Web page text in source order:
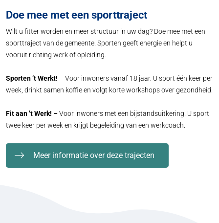
Doe mee met een sporttraject
Wilt u fitter worden en meer structuur in uw dag? Doe mee met een
sporttraject van de gemeente. Sporten geeft energie en helpt u
vooruit richting werk of opleiding.
Sporten ’t Werkt! – Voor inwoners vanaf 18 jaar. U sport één keer per
week, drinkt samen koffie en volgt korte workshops over gezondheid.
Fit aan ’t Werk! –Voor inwoners met een bijstandsuitkering. U sport
twee keer per week en krijgt begeleiding van een werkcoach.
Meer informatie over deze trajecten